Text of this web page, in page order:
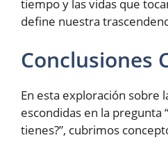
tiempo y las vidas que
define nuestra
Conclusiones
En esta exploración sobre
escondidas en la pregunta
tienes?”, cubrimos